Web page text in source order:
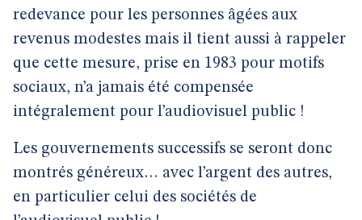
redevance pour les personnes âgées aux
revenus modestes mais il tient aussi à rappeler
que cette mesure, prise en 1983 pour motifs
sociaux, n’a jamais été compensée
intégralement pour l’audiovisuel public !
Les gouvernements successifs se seront donc
montrés généreux… avec l’argent des autres,
en particulier celui des sociétés de